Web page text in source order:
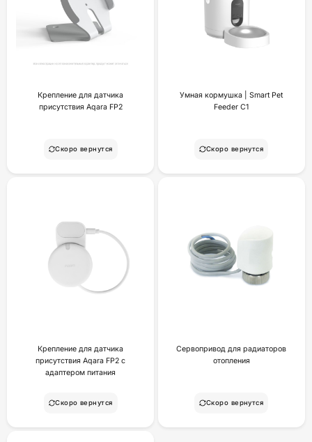
Крепление для датчика
присутствия Aqara FP2
Скоро вернутся
Умная кормушка | Smart Pet
Feeder C1
Скоро вернутся
Крепление для датчика
присутствия Aqara FP2 с
адаптером питания
Скоро вернутся
Сервопривод для радиаторов
отопления
Скоро вернутся